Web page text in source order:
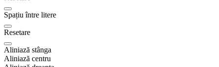
Spațiu între litere
Resetare
Aliniază stânga
Aliniază centru